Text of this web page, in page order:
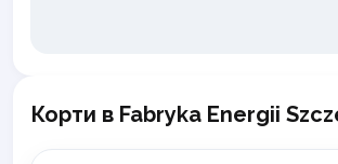
Warsaw
Wroclaw
Корти в Fabryka Energii